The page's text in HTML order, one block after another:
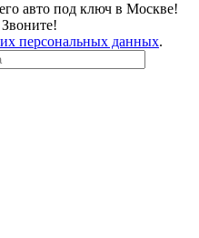
авто под ключ в Москве!
персональных данных.